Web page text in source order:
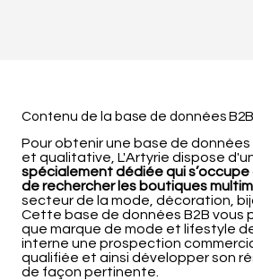
Pour obtenir une base de données
et qualitative, L'Artyrie dispose
spécialement dédiée qui
de rechercher les boutiques
secteur de la mode, décoration,
Cette base de données B2B vous
que marque de mode et lifestyle
interne une prospection
qualifiée et ainsi développer son
de façon pertinente.
Contenu de la base de données